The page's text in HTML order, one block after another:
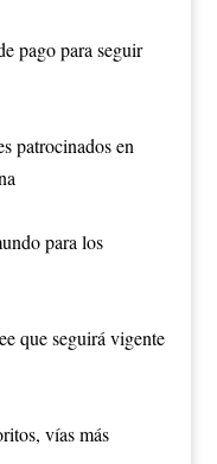
pago para seguir
patrocinados en
para los
que seguirá vigente
vías más